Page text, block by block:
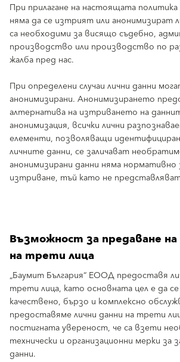
При прилагане на настоящата
няма да се изтрият или анонимизират
са необходими за висящо съдебно,
производство или производство по
жалба пред нас.
При определени случаи лични данни
анонимизирани. Анонимизирането
алтернатива на изтриването на
анонимизация, всички лични
елементи, позволяващи
личните данни, се заличават
анонимизирани данни няма нормативно
изтриване, тъй като не
Възможност за предаване на
на трети лица
„Баумит България“ ЕООД предоставя
трети лица, като основната цел е да
качествено, бързо и комплексно
предоставяме лични данни на трети
постигната увереност, че са взети
технически и организационни мерки за
данни.